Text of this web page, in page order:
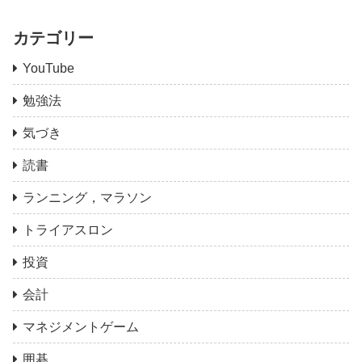
カテゴリー
YouTube
勉強法
気づき
読書
ランニング，マラソン
トライアスロン
投資
会計
マネジメントゲーム